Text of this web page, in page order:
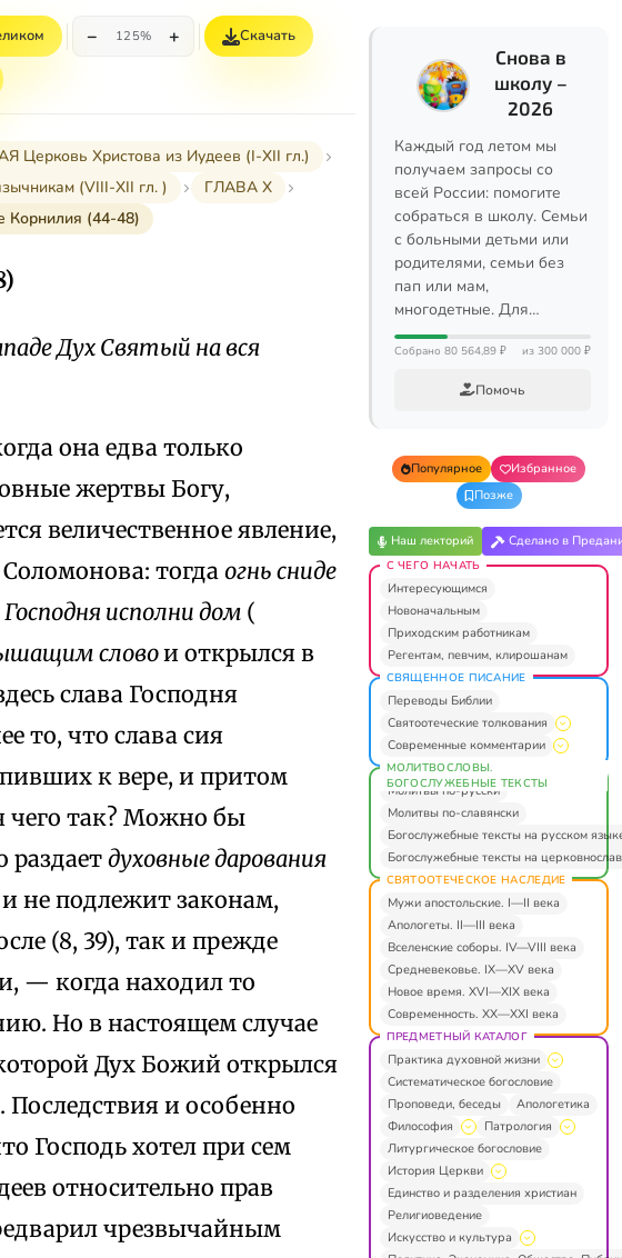
− 125% + Скачать
Церковь Христова из Иудеев (I-XII гл.)
(VIII-XII гл. )
ГЛАВА X
Корнилия (44-48)
Дух Святый на вся
она едва только
жертвы Богу,
величественное явление,
тогда огнь сниде
исполни дом (
словои открылся в
слава Господня
то, что слава сия
к вере, и притом
чего так? Можно бы
раздает духовные дарования
и не подлежит законам,
(8, 39), так и прежде
— когда находил то
Но в настоящем случае
Дух Божий открылся
и особенно
Господь хотел при сем
относительно прав
чрезвычайным
Снова в
школу –
2026
Каждый год летом мы
получаем запросы со
всей России: помогите
собраться в школу. Семьи
с больными детьми или
родителями, семьи без
пап или мам,
многодетные. Для…
Собрано 80 564,89 ₽ из 300 000 ₽
Помочь
Популярное
Избранное
Позже
Наш лекторий Сделано в
С ЧЕГО НАЧАТЬ
Интересующимся
Новоначальным
Приходским работникам
Регентам, певчим, клирошанам
СВЯЩЕННОЕ ПИСАНИЕ
Переводы Библии
Святоотеческие толкования
Современные комментарии
МОЛИТВОСЛОВЫ.
БОГОСЛУЖЕБНЫЕ ТЕКСТЫ
Молитвы по-русски
Молитвы по-славянски
Богослужебные тексты на русском
Богослужебные тексты на
СВЯТООТЕЧЕСКОЕ НАСЛЕДИЕ
Мужи апостольские. I—II века
Апологеты. II—III века
Вселенские соборы. IV—VIII века
Средневековье. IX—XV века
Новое время. XVI—XIX века
Современность. XX—XXI века
ПРЕДМЕТНЫЙ КАТАЛОГ
Практика духовной жизни
Систематическое богословие
Проповеди, беседы
Апологетика
Философия
Патрология
Литургическое богословие
История Церкви
Единство и разделения христиан
Религиоведение
Искусство и культура